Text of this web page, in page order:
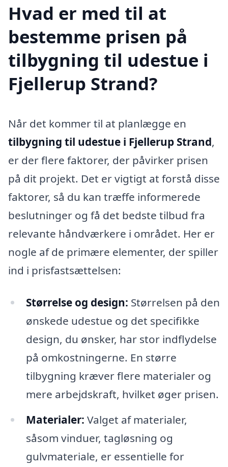
Hvad er med til at
bestemme prisen på
tilbygning til udestue i
Fjellerup Strand?
Når det kommer til at planlægge en
tilbygning til udestue i Fjellerup Strand,
er der flere faktorer, der påvirker prisen
på dit projekt. Det er vigtigt at forstå disse
faktorer, så du kan træffe informerede
beslutninger og få det bedste tilbud fra
relevante håndværkere i området. Her er
nogle af de primære elementer, der spiller
ind i prisfastsættelsen:
Størrelse og design: Størrelsen på den
ønskede udestue og det specifikke
design, du ønsker, har stor indflydelse
på omkostningerne. En større
tilbygning kræver flere materialer og
mere arbejdskraft, hvilket øger prisen.
Materialer: Valget af materialer,
såsom vinduer, tagløsning og
gulvmateriale, er essentielle for